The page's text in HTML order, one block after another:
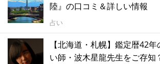
陸』の口コミ＆詳しい情報
占い
【北海道・札幌】鑑定暦42
い師・波木星龍先生をご存知